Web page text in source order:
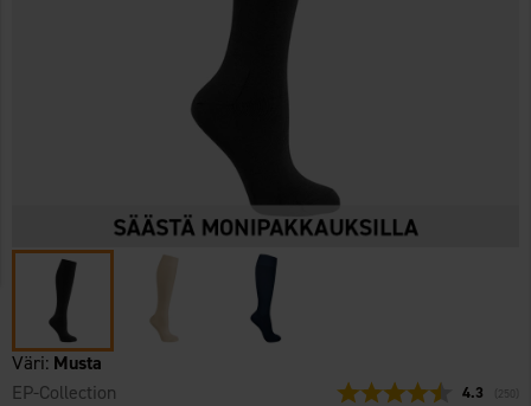
Väri: Musta
EP-Collection
4.3 äänet:
250